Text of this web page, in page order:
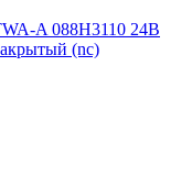
A 088H3110 24В
(nc)